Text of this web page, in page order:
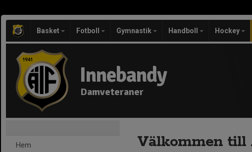
Basket Fotboll Gymnastik Handboll Hockey
Innebandy
Damveteraner
Hem Välkommen till